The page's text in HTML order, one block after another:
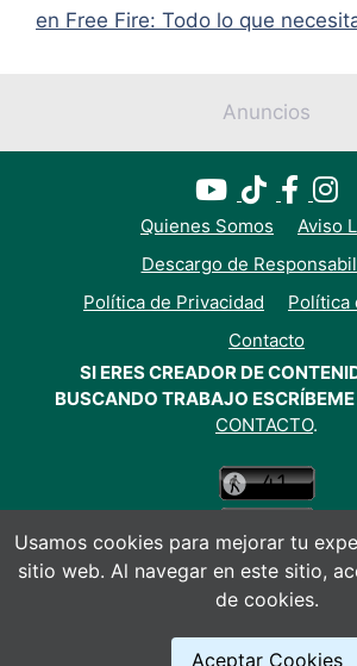
en Free Fire: Todo lo que
Anuncios
Quienes Somos
Aviso
Descargo de
Política de Privacidad
Política
Contacto
SI ERES CREADOR DE
BUSCANDO TRABAJO ESCRÍBEME
CONTACTO.
© Todos los derechos
Usamos cookies para mejorar tu
sitio web. Al navegar en este sitio,
de cookies.
Aceptar Cookies